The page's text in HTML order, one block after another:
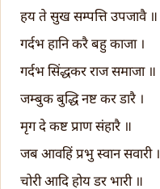
हय ते सुख सम्पत्ति उपजावै ॥
गर्दभ हानि करै बहु काजा ।
गर्दभ सिंद्धकर राज समाजा ॥
जम्बुक बुद्धि नष्ट कर डारै ।
मृग दे कष्ट प्राण संहारै ॥
जब आवहिं प्रभु स्वान सवारी ।
चोरी आदि होय डर भारी ॥